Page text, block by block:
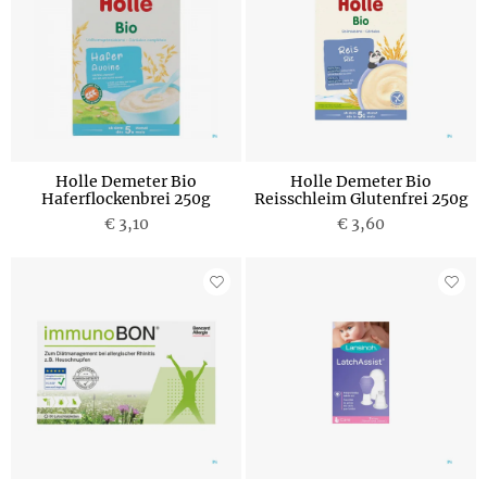
Holle Demeter Bio
Haferflockenbrei 250g
€ 3,10
Holle Demeter Bio
Reisschleim Glutenfrei 250g
€ 3,60